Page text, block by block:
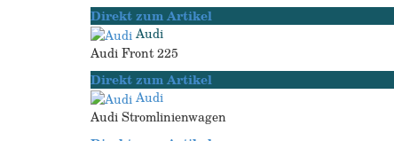
Direkt zum Artikel
Audi
Audi Front 225
Direkt zum Artikel
Audi
Audi Stromlinienwagen